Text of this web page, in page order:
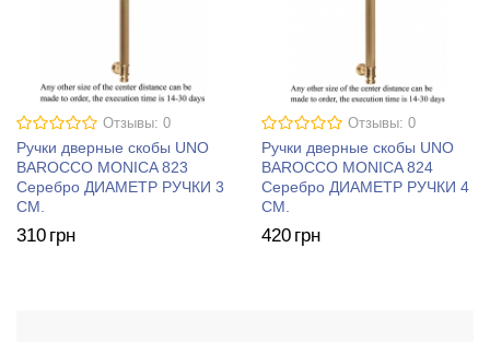
Отзывы: 0
Ручки дверные скобы UNO
BAROCCO MONICA 823
Серебро ДИАМЕТР РУЧКИ 3
СМ.
310 грн
Отзывы: 0
Ручки дверные скобы UNO
BAROCCO MONICA 824
Серебро ДИАМЕТР РУЧКИ 4
СМ.
420 грн